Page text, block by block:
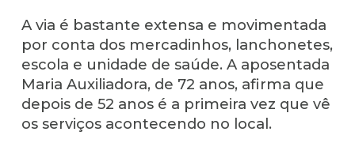
A via é bastante extensa e movimentada
por conta dos mercadinhos, lanchonetes,
escola e unidade de saúde. A aposentada
Maria Auxiliadora, de 72 anos, afirma que
depois de 52 anos é a primeira vez que vê
os serviços acontecendo no local.